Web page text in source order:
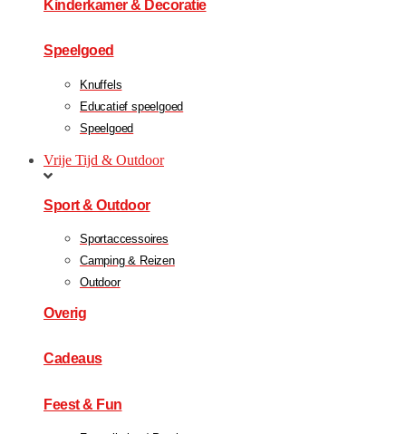
Kinderkamer & Decoratie
Speelgoed
Knuffels
Educatief speelgoed
Speelgoed
Vrije Tijd & Outdoor
Sport & Outdoor
Sportaccessoires
Camping & Reizen
Outdoor
Overig
Cadeaus
Feest & Fun